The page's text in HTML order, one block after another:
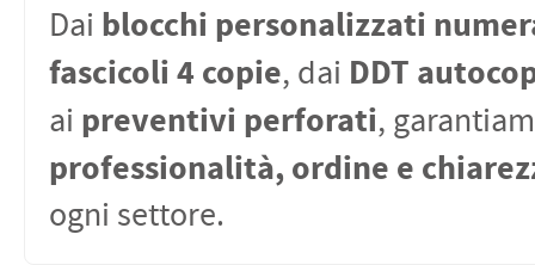
Dai blocchi personalizzati
fascicoli 4 copie, dai DDT
ai preventivi perforati,
professionalità, ordine e
ogni settore.